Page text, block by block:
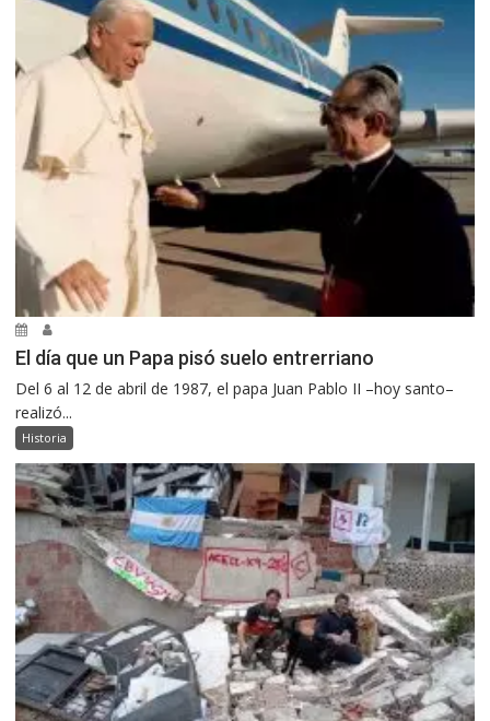
El día que un Papa pisó suelo entrerriano
Del 6 al 12 de abril de 1987, el papa Juan Pablo II –hoy santo–
realizó...
Historia